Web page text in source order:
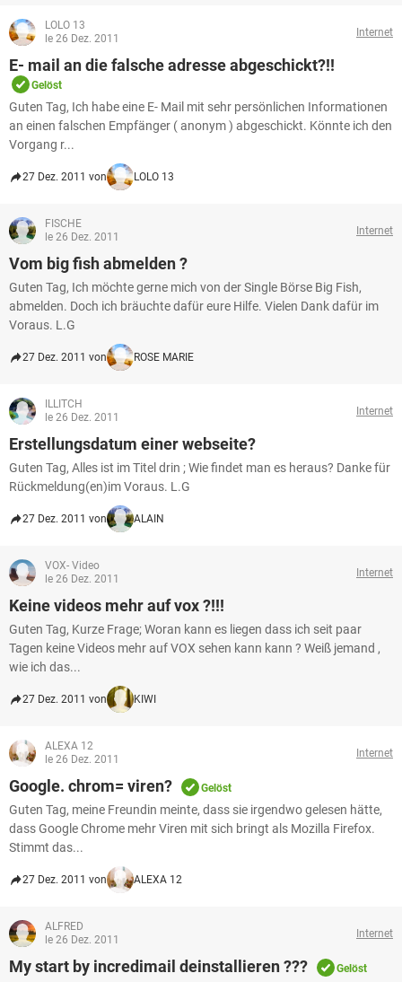
LOLO 13
le 26 Dez. 2011
Internet
E- mail an die falsche adresse abgeschickt?!!
Gelöst
Guten Tag, Ich habe eine E- Mail mit sehr persönlichen Informationen
an einen falschen Empfänger ( anonym ) abgeschickt. Könnte ich den
Vorgang r...
27 Dez. 2011 von LOLO 13
FISCHE
le 26 Dez. 2011
Internet
Vom big fish abmelden ?
Guten Tag, Ich möchte gerne mich von der Single Börse Big Fish,
abmelden. Doch ich bräuchte dafür eure Hilfe. Vielen Dank dafür im
Voraus. L.G
27 Dez. 2011 von ROSE MARIE
ILLITCH
le 26 Dez. 2011
Internet
Erstellungsdatum einer webseite?
Guten Tag, Alles ist im Titel drin ; Wie findet man es heraus? Danke für
Rückmeldung(en)im Voraus. L.G
27 Dez. 2011 von ALAIN
VOX- Video
le 26 Dez. 2011
Internet
Keine videos mehr auf vox ?!!!
Guten Tag, Kurze Frage; Woran kann es liegen dass ich seit paar
Tagen keine Videos mehr auf VOX sehen kann kann ? Weiß jemand ,
wie ich das...
27 Dez. 2011 von KIWI
ALEXA 12
le 26 Dez. 2011
Internet
Google. chrom= viren? Gelöst
Guten Tag, meine Freundin meinte, dass sie irgendwo gelesen hätte,
dass Google Chrome mehr Viren mit sich bringt als Mozilla Firefox.
Stimmt das...
27 Dez. 2011 von ALEXA 12
ALFRED
le 26 Dez. 2011
Internet
My start by incredimail deinstallieren ??? Gelöst